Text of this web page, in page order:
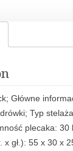
Główne
Typ
plecaka: 30
x gł.): 55 x 30 x